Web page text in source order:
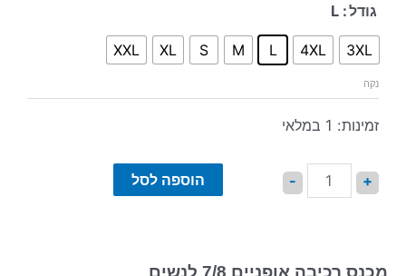
גודל: L
3XL
4XL
L
M
S
XL
XXL
נקה
זמינות: 1 במלאי
- + הוספה לסל
מכנס רכיבה אופניים 7/8 לנשים